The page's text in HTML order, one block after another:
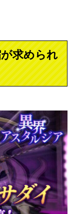
求められ